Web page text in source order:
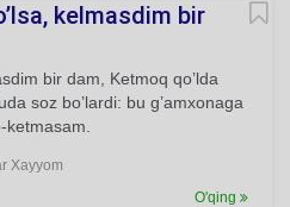
kelmasdim bir
bir dam, Ketmoq qo’lda
soz bo’lardi: bu g’amxonaga
Xayyom
O'qing